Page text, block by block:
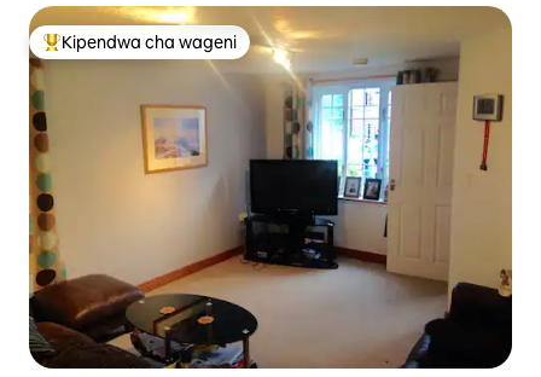
Kipendwa maarufu cha wageni
Kipendwa cha wageni